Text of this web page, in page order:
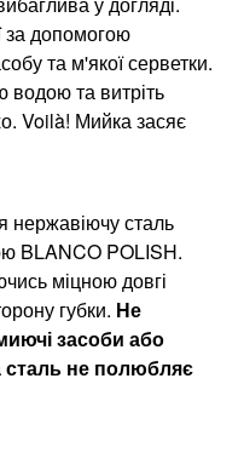
за допомогою
та м'якої серветки.
водою та витріть
Voilà! Мийка засяє
нержавіючу сталь
BLANCO POLISH.
міцною довгі
губки. Не
засоби або
сталь не полюбляє